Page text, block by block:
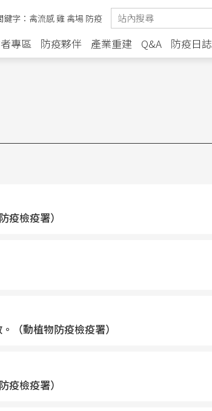
字： 禽流感雞 禽場 防疫
專區 防疫夥伴 產業重建 Q&A 防疫日誌
檢疫署）
（動植物防疫檢疫署）
檢疫署）